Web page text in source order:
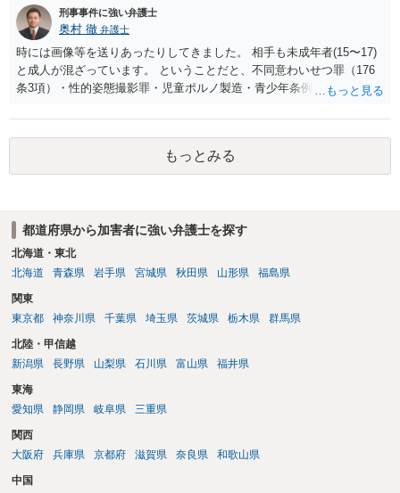
刑事事件に強い弁護士
奥村 徹 弁護士
時には画像等を送りあったりしてきました。 相手も未成年者(15〜17)
と成人が混ざっています。 ということだと、不同意わいせつ罪（176
条3項）・性的姿態撮影罪・児童ポルノ製造・青少年条例違反（わいせ
で、警察にバレれば、それなりの捜査を受けるでしょう。
もっとみる
都道府県から加害者に強い弁護士を探す
北海道・東北
北海道
青森県 岩手県 宮城県 秋田県 山形県 福島県
関東
東京都
神奈川県 千葉県 埼玉県 茨城県 栃木県 群馬県
北陸・甲信越
新潟県
長野県 山梨県 石川県 富山県 福井県
東海
愛知県
静岡県 岐阜県 三重県
関西
大阪府
兵庫県 京都府 滋賀県 奈良県 和歌山県
中国